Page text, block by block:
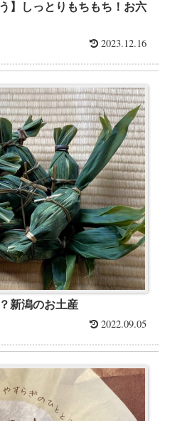
】しっとりもちもち！お六
2023.12.16
新潟のお土産
2022.09.05